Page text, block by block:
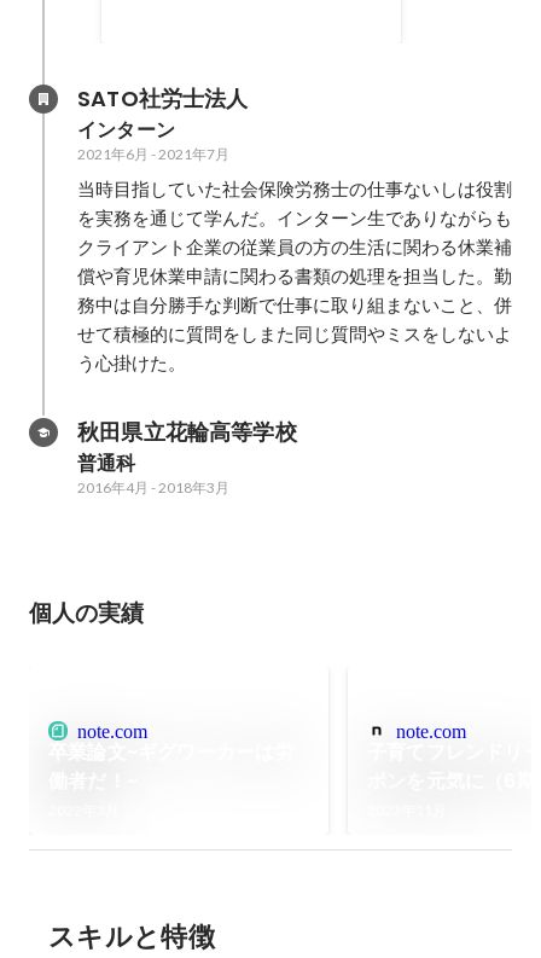
SATO社労士法人
インターン
2021年6月 -2021年7月
当時目指していた社会保険労務士の仕事ないしは役割
を実務を通じて学んだ。インターン生でありながらも
クライアント企業の従業員の方の生活に関わる休業補
償や育児休業申請に関わる書類の処理を担当した。勤
務中は自分勝手な判断で仕事に取り組まないこと、併
せて積極的に質問をしまた同じ質問やミスをしないよ
う心掛けた。
秋田県立花輪高等学校
普通科
2016年4月 -2018年3月
個人の実績
note.com note.com
スキルと特徴